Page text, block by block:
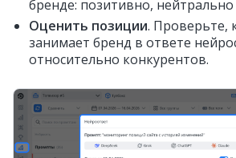
бренде: позитивно,
Оценить позиции. Проверьте,
занимает бренд в ответе
относительно конкурентов.